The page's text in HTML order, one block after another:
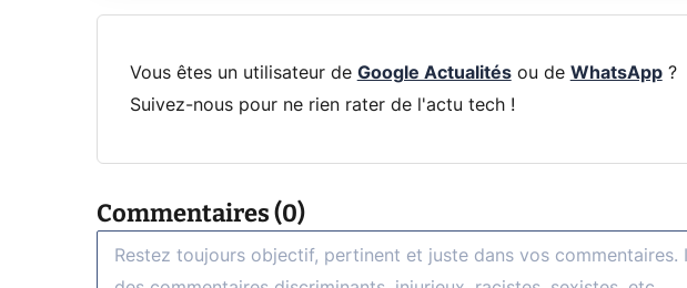
Vous êtes un utilisateur de Google Actualitésou de WhatsApp?
Suivez-nous pour ne rien rater de l'actu tech !
Commentaires (0)